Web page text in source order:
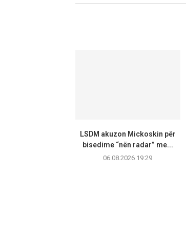
LSDM akuzon Mickoskin për
bisedime “nën radar” me...
06.08.2026 19:29